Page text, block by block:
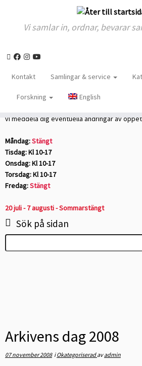
Skip
content
Vi samlar in, ordnar, bevarar
Kontakt Samlingar & service
Forskning English
Öppettider
vi meddela dig eventuella ändringar av
Måndag:Stängt
Tisdag: Kl 10-17
Onsdag: Kl 10-17
Torsdag: Kl 10-17
Fredag:Stängt
20 juli - 7 augusti - Sommarstängt
Sök på sidan
efter:
Arkivens dag 2008
07 november 2008iOkategoriseradavadmin